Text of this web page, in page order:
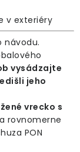
návodu.
vysádzajte
jeho
vrecko s
rovnomerne
PON